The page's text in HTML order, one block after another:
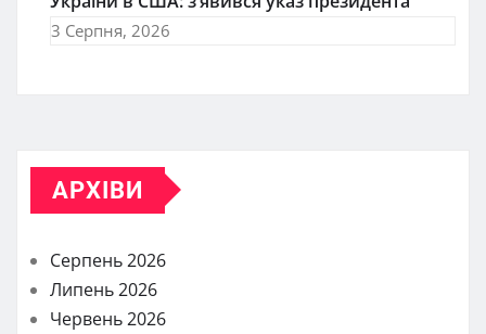
3 Серпня, 2026
АРХІВИ
Серпень 2026
Липень 2026
Червень 2026